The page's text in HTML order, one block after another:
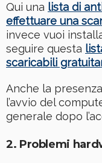
Qui una lista di
effettuare una
invece vuoi
seguire questa
scaricabili
Anche la
l’avvio del
generale dopo
2. Problemi